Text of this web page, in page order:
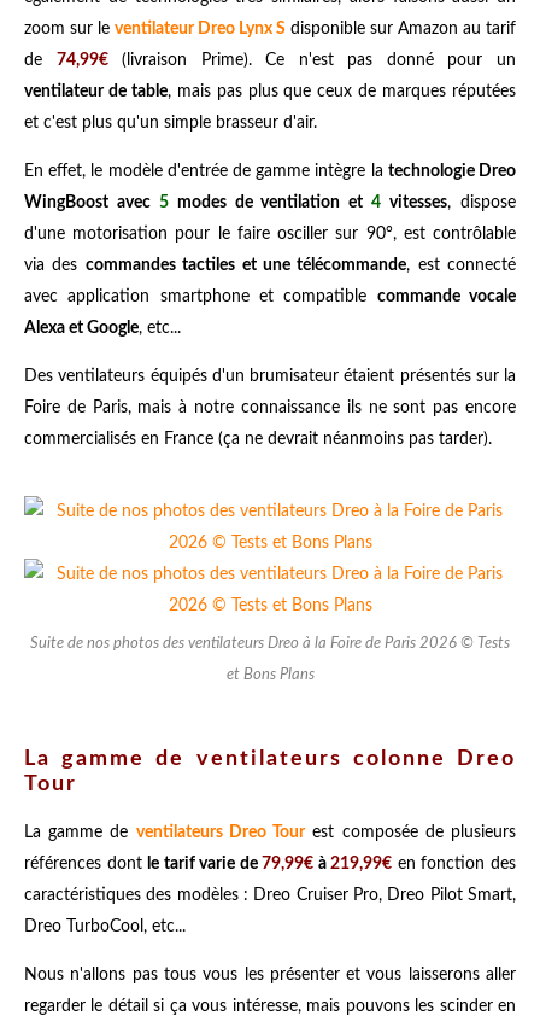
zoom sur le ventilateur Dreo Lynx S disponible sur Amazon au tarif
de 74,99€(livraison Prime). Ce n'est pas donné pour un
ventilateur de table, mais pas plus que ceux de marques réputées
et c'est plus qu'un simple brasseur d'air.
En effet, le modèle d'entrée de gamme intègre la technologie Dreo
WingBoost avec 5modes de ventilation et4 vitesses, dispose
d'une motorisation pour le faire osciller sur 90°, est contrôlable
via des commandes tactiles et une télécommande, est connecté
avec application smartphone et compatible commande vocale
Alexa et Google, etc...
Des ventilateurs équipés d'un brumisateur étaient présentés sur la
Foire de Paris, mais à notre connaissance ils ne sont pas encore
commercialisés en France (ça ne devrait néanmoins pas tarder).
Suite de nos photos des ventilateurs Dreo à la Foire de Paris 2026 © Tests
et Bons Plans
La gamme de ventilateurs colonne Dreo
Tour
La gamme de ventilateurs Dreo Tourest composée de plusieurs
références dont le tarif varie de79,99€ à219,99€ en fonction des
caractéristiques des modèles : Dreo Cruiser Pro, Dreo Pilot Smart,
Dreo TurboCool, etc...
Nous n'allons pas tous vous les présenter et vous laisserons aller
regarder le détail si ça vous intéresse, mais pouvons les scinder en